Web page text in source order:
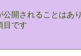
公開されることはあ
目です